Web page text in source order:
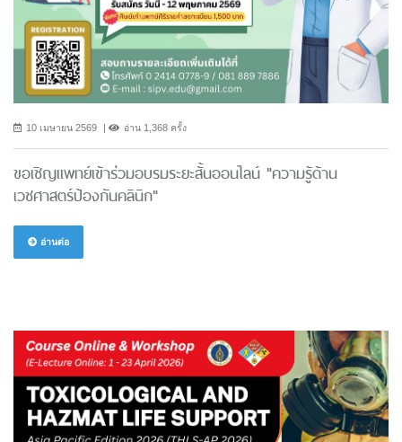
10 เมษายน 2569 อ่าน 1,368 ครั้ง
ขอเชิญแพทย์เข้าร่วมอบรมระยะสั้นออนไลน์ "ความรู้ด้าน
เวชศาสตร์ป้องกันคลินิก"
อ่านต่อ